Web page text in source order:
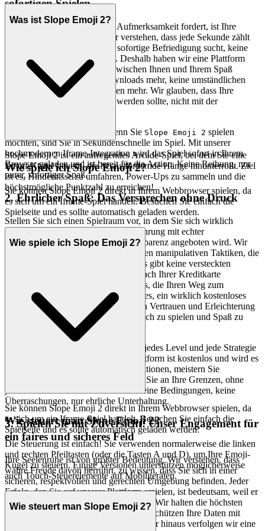
sofortigen Spielen
In einer Welt, die ständig Ihre Aufmerksamkeit fordert, ist Ihre
Freizeit ein kostbares Gut. Wir verstehen, dass jede Sekunde zählt
und dass der moderne Spieler sofortige Befriedigung sucht, keine
frustrierenden Verzögerungen. Deshalb haben wir eine Plattform
entwickelt, die jede Barriere zwischen Ihnen und Ihrem Spaß
beseitigt. Keine endlosen Downloads mehr, keine umständlichen
Installationen mehr, kein Warten mehr. Wir glauben, dass Ihre
Freizeit mit Spielen verbracht werden sollte, nicht mit der
Das ist unser Versprechen: Wenn Sie Slope Emoji 2 spielen
möchten, sind Sie in Sekundenschnelle im Spiel. Mit unserer
hochmodernen Iframe-Integration wird das Spiel sofort in Ihrem
Browser geladen und ist bereit für die Action. Keine Reibung, nur
purer, sofortiger Spaß.
2. Ehrlicher Spaß: Das Versprechen ohne Druck
Stellen Sie sich einen Spielraum vor, in dem Sie sich wirklich
entspannen können, in dem jede Erfahrung mit echter
Gastfreundschaft und absoluter Transparenz angeboten wird. Wir
glauben an ehrlichen Spaß, frei von den manipulativen Taktiken, die
so viele andere Plattformen plagen. Es gibt keine versteckten
Kosten, keine lästigen Pop-ups, die nach Ihrer Kreditkarte
verlangen, und absolut keine Paywalls, die Ihren Weg zum
Vergnügen versperren. Unser Ziel ist es, ein wirklich kostenloses
Erlebnis zu bieten, das ein Gefühl von Vertrauen und Erleichterung
fördert, das es Ihnen ermöglicht, einfach zu spielen und Spaß zu
Tauchen Sie mit völliger Ruhe tief in jedes Level und jede Strategie
ein. Unsere Plattform ist kostenlos und wird es
immer sein. Entdecken Sie neue Funktionen, meistern Sie
herausfordernde Rutschen und gehen Sie an Ihre Grenzen, ohne
jemals auf eine Barriere zu stoßen. Keine Bedingungen, keine
Überraschungen, nur ehrliche Unterhaltung.
3. Spielen Sie mit Zuversicht: Unser Engagement für
ein faires und sicheres Feld
Ihre Seelenruhe ist von größter Bedeutung. Wir verstehen, dass
wahre Freude davon herrührt, zu wissen, dass Sie sich in einer
sicheren, respektvollen und gerechten Umgebung befinden. Jeder
Erfolg, den Sie auf unserer Plattform erzielen, ist bedeutsam, weil er
auf einem ebenen Spielfeld erzielt wird. Wir halten die höchsten
Standards für den Datenschutz ein und schützen Ihre Daten mit
unerschütterlicher Wachsamkeit. Darüber hinaus verfolgen wir eine
Was ist Slope Emoji 2?
Slope Emoji 2 ist ein aufregendes Arcade-Spiel, bei dem Sie eine
Emoji-Kugel steuern, die herausfordernde Hänge hinunterrollt. Ziel
ist es, Hindernisse zu umfahren, Power-Ups zu sammeln und die
höchstmögliche Punktzahl zu erreichen!
Wie spiele ich Slope Emoji 2?
Sie können Slope Emoji 2 direkt in Ihrem Webbrowser spielen, da
es sich um ein Iframe-Spiel handelt. Besuchen Sie einfach die
Spielseite und es sollte automatisch geladen werden.
Wie spiele ich Slope Emoji 2?
Sie können Slope Emoji 2 direkt in Ihrem Webbrowser spielen, da
es sich um ein Iframe-Spiel handelt. Besuchen Sie einfach die
Spielseite und es sollte automatisch geladen werden.
Wie steuert man Slope Emoji 2?
Die Steuerung ist einfach! Sie verwenden normalerweise die linken
und rechten Pfeiltasten (oder die Tasten A und D), um Ihre Emoji-
Kugel zu steuern. Einige Versionen unterstützen möglicherweise
auch Touch-Steuerelemente auf Mobilgeräten.
Wie steuert man Slope Emoji 2?